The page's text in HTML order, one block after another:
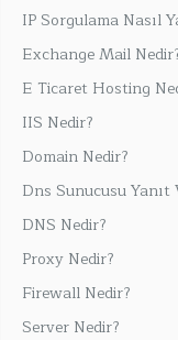
IP Sorgulama Nasıl
Exchange Mail
E Ticaret Hosting
IIS Nedir?
Domain Nedir?
Dns Sunucusu
DNS Nedir?
Proxy Nedir?
Firewall Nedir?
Server Nedir?